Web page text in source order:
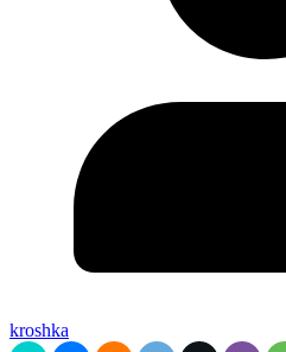
kroshka